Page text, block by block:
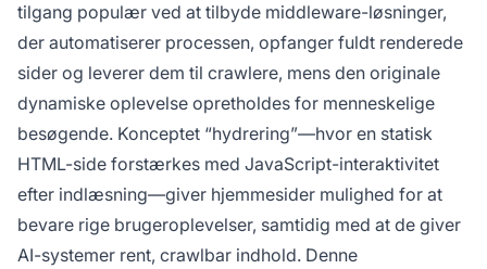
tilgang populær ved at tilbyde middleware-løsninger,
der automatiserer processen, opfanger fuldt renderede
sider og leverer dem til crawlere, mens den originale
dynamiske oplevelse opretholdes for menneskelige
besøgende. Konceptet “hydrering”—hvor en statisk
HTML-side forstærkes med JavaScript-interaktivitet
efter indlæsning—giver hjemmesider mulighed for at
bevare rige brugeroplevelser, samtidig med at de giver
AI-systemer rent, crawlbar indhold. Denne